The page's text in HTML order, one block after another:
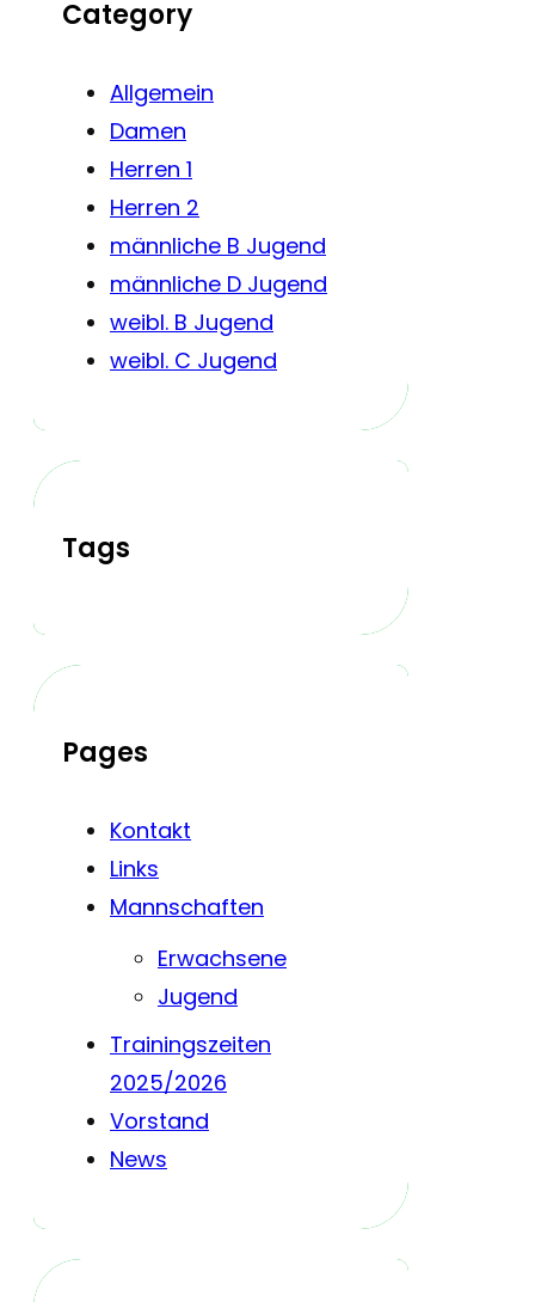
Category
Allgemein
Damen
Herren 1
Herren 2
männliche B Jugend
männliche D Jugend
weibl. B Jugend
weibl. C Jugend
Tags
Pages
Kontakt
Links
Mannschaften
Erwachsene
Jugend
Trainingszeiten
2025/2026
Vorstand
News